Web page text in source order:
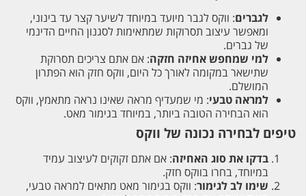
לגברים: ווקס לגבר מיועד במיוחד לשיער קצר עד בינוני,
ומאפשר עיצוב תסרוקות שמתאימות לסגנון החיים הדינמי
של גברים.
למי שמחפש אחיזה חזקה: אם אתם צריכים תסרוקת
שתישאר במקומה לאורך כל היום, ווקס חזק הוא הפתרון
המושלם.
למראה טבעי: מי שמעדיף מראה שאינו נראה מתאמץ, ווקס
הוא הבחירה הטובה ביותר, במיוחד בגימור מאט.
טיפים לבחירה נכונה של ווקס
בדקו את סוג האחיזה: אם אתם זקוקים לעיצוב עמיד
במיוחד, בחרו בווקס חזק.
שימו לב לגימור: ווקס בגימור מאט מתאים למראה טבעי,